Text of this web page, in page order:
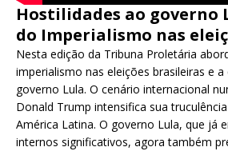
Hostilidades ao governo
do Imperialismo nas
Nesta edição da Tribuna Proletária
imperialismo nas eleições brasileiras e
governo Lula. O cenário internacional
Donald Trump intensifica sua
América Latina. O governo Lula, que já
internos significativos, agora também